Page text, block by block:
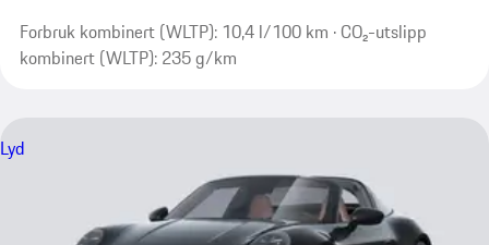
Forbruk kombinert (WLTP): 10,4 l/100 km · CO₂-utslipp
kombinert (WLTP): 235 g/km
Lyd